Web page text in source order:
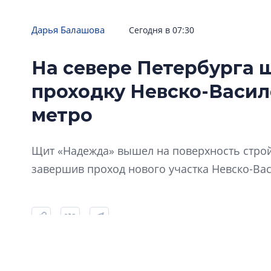
«Глоракс» построит ЖК во
Всеволожске
Компания GloraX купила более 50 га
под жилье во Всеволожске
Seven
Дарья Балашова Сегодня в 07:30
На севере
проходку Невско-
метро
Щит «Надежда» вышел на поверхность
завершив проход нового участка Невско-